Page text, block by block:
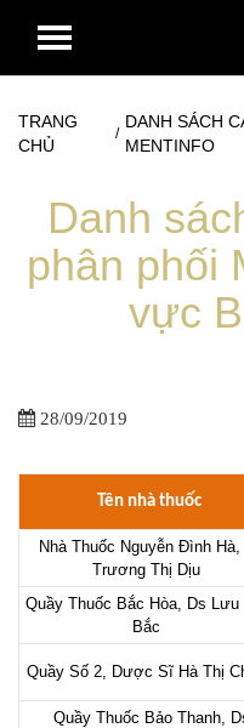
TRANG
CHỦ
/
DANH SÁCH
MENTINFO
Danh
phân phối
vực
28/09/2019
Tên nhà thuốc
Nhà Thuốc Nguyễn Đình Hà,
Trương Thị Dịu
Quầy Thuốc Bắc Hòa, Ds
Bắc
Quầy Số 2, Dược Sĩ Hà Thị
Quầy Thuốc Bảo Thanh,